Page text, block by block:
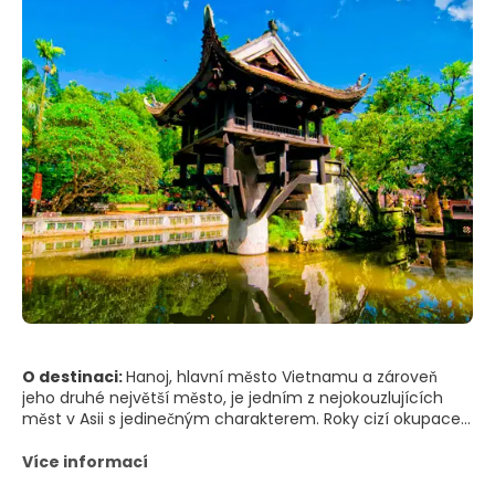
O destinaci:Hanoj, hlavní město Vietnamu a zároveň
jeho druhé největší město, je jedním z nejokouzlujících
měst v Asii s jedinečným charakterem. Roky cizí okupace
zajímavých muzeích, historických budovách, pagodách,
Více informací